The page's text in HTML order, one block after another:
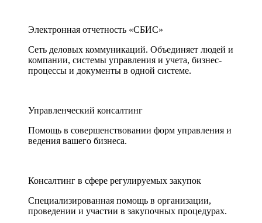
Электронная отчетность «СБИС»
Сеть деловых коммуникаций. Объединяет людей и
компании, системы управления и учета, бизнес-
процессы и документы в одной системе.
Управленческий консалтинг
Помощь в совершенствовании форм управления и
ведения вашего бизнеса.
Консалтинг в сфере регулируемых закупок
Специализированная помощь в организации,
проведении и участии в закупочных процедурах.